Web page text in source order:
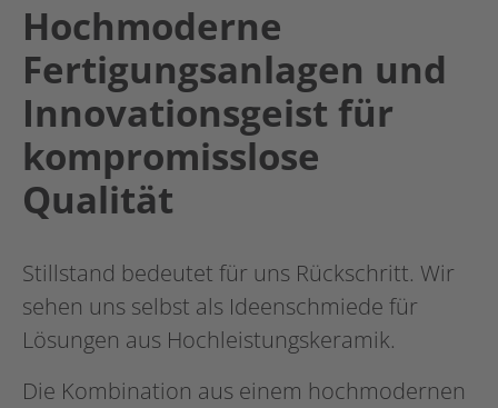
Hochmoderne
Fertigungsanlagen und
Innovationsgeist für
kompromisslose
Qualität
Stillstand bedeutet für uns Rückschritt. Wir
sehen uns selbst als Ideenschmiede für
Lösungen aus Hochleistungskeramik.
Die Kombination aus einem hochmodernen